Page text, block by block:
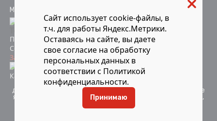
Мы в социальных сетях:
Политика конфиденциальности
Согласие на обработку персональных данных
Защита от мошенников
Информация об аккредитации
Карта сайта
Компания Мосметрология © 2021-2026 Все материалы
данного сайта являются объектами авторского права и не
являются публичной офертой. Запрещается копирование,
распространение (в том числе путем копирования на
другие сайты и ресурсы в Интернете) или любое иное
Сайт использует cookie-файлы, в
т.ч. для работы Яндекс.Метрики.
Оставаясь на сайте, вы даете
своесогласие на обработку
персональных данных в
соответствии с Политикой
конфиденциальности.
Принимаю